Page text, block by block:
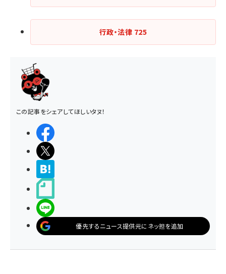
行政・法律 725
この記事をシェアしてほしいタヌ！
優先するニュース提供元にネッ担を追加